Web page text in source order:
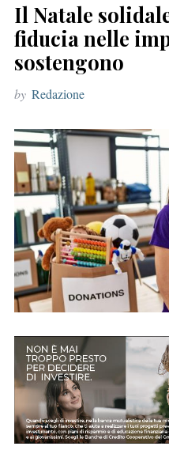
c
h
f
o
r
Il Natale
fiducia nelle
sostengono
by Redazione